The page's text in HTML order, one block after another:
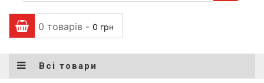
0 товарів - 0 грн
Всі товари